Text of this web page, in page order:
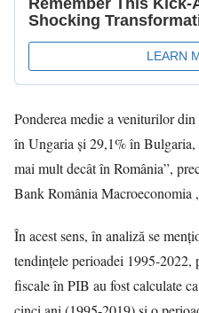
Ponderea medie a veniturilor
în Ungaria şi 29,1% în
mai mult decât în România”,
Bank România Macroeconomia
În acest sens, în analiză se
tendinţele perioadei 1995-
fiscale în PIB au fost calculate